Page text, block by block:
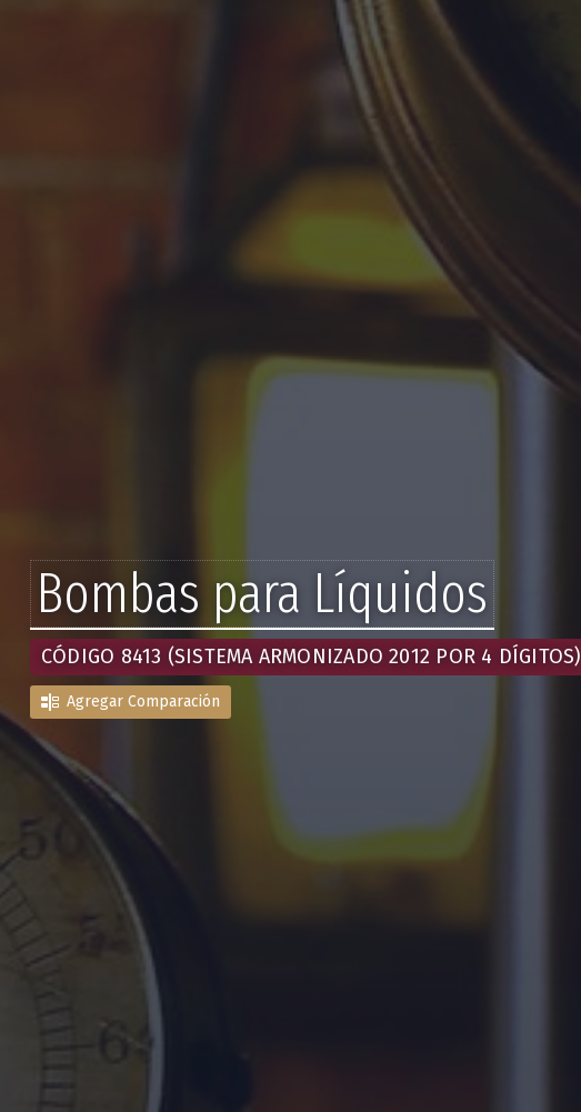
Bombas para Líquidos
CÓDIGO 8413 (SISTEMA ARMONIZADO 2012 POR 4 DÍGITOS)
Agregar Comparación